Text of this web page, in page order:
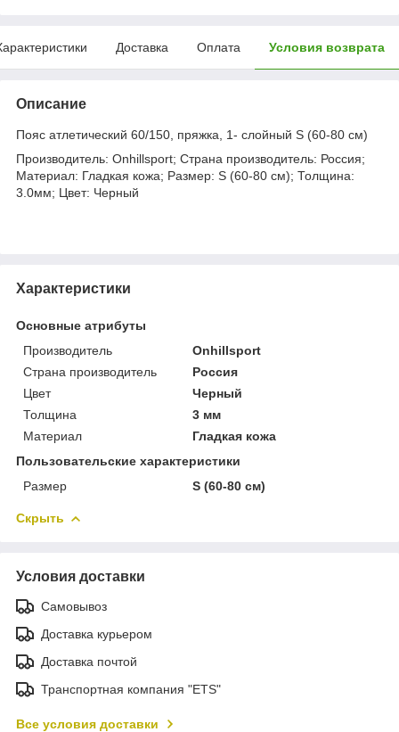
Доставка Оплата Условия возврата
Описание
Пояс атлетический 60/150, пряжка, 1- слойный S (60-80 см)
Производитель: Onhillsport; Страна производитель: Россия;
Материал: Гладкая кожа; Размер: S (60-80 см); Толщина:
3.0мм; Цвет: Черный
Характеристики
Основные атрибуты
Производитель
Onhillsport
Страна производитель
Россия
Цвет
Черный
Толщина
3 мм
Материал
Гладкая кожа
Пользовательские характеристики
Размер
S (60-80 см)
Скрыть
Условия доставки
Самовывоз
Доставка курьером
Доставка почтой
Транспортная компания "ETS"
Все условия доставки